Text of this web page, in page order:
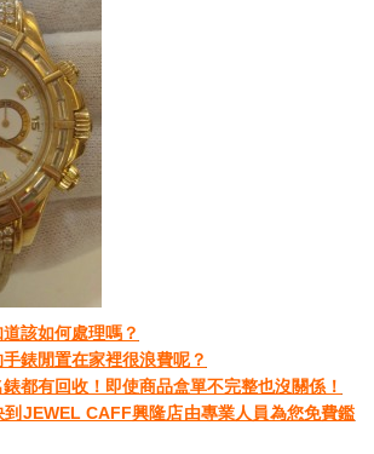
該如何處理嗎？
錶閒置在家裡很浪費呢？
都有回收！即使商品盒單不完整也沒關係！
JEWEL CAFF興隆店由專業人員為您免費鑑